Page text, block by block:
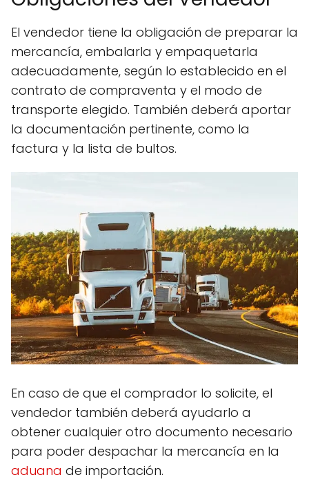
El vendedor tiene la obligación de preparar la
mercancía, embalarla y empaquetarla
adecuadamente, según lo establecido en el
contrato de compraventa y el modo de
transporte elegido. También deberá aportar
la documentación pertinente, como la
factura y la lista de bultos.
En caso de que el comprador lo solicite, el
vendedor también deberá ayudarlo a
obtener cualquier otro documento necesario
para poder despachar la mercancía en la
aduana de importación.